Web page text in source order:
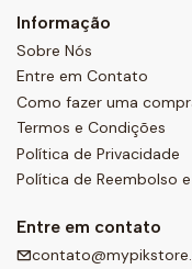
Informação
Sobre Nós
Entre em Contato
Como fazer uma
Termos e Condições
Política de Privacidade
Política de Reembolso
Entre em contato